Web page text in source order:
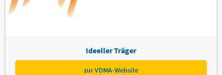
Ideeller Träger
zur VDMA-Website